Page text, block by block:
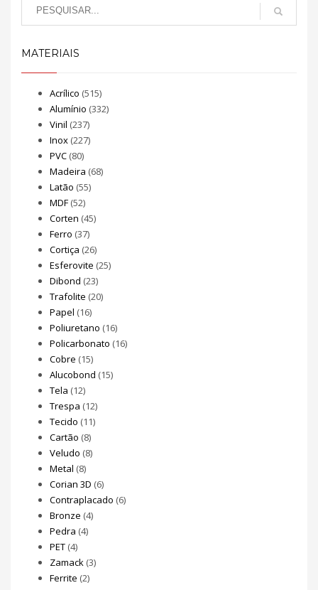
MATERIAIS
Acrílico (515)
Alumínio (332)
Vinil (237)
Inox (227)
PVC (80)
Madeira (68)
Latão (55)
MDF (52)
Corten (45)
Ferro (37)
Cortiça (26)
Esferovite (25)
Dibond (23)
Trafolite (20)
Papel (16)
Poliuretano (16)
Policarbonato (16)
Cobre (15)
Alucobond (15)
Tela (12)
Trespa (12)
Tecido (11)
Cartão (8)
Veludo (8)
Metal (8)
Corian 3D (6)
Contraplacado (6)
Bronze (4)
Pedra (4)
PET (4)
Zamack (3)
Ferrite (2)